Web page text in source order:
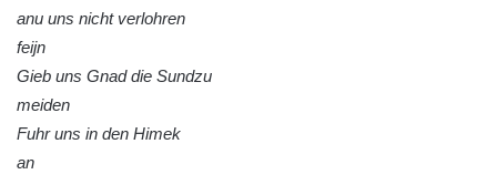
Kříž na návsi v Plavu
anu uns nicht verlohren
feijn
Gieb uns Gnad die Sundzu
meiden
Fuhr uns in den Himek
an